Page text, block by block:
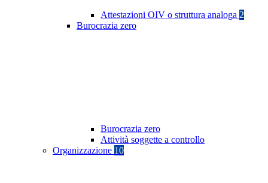
Attestazioni OIV o struttura analoga 2
Burocrazia zero
Burocrazia zero
Attività soggette a controllo
Organizzazione 10